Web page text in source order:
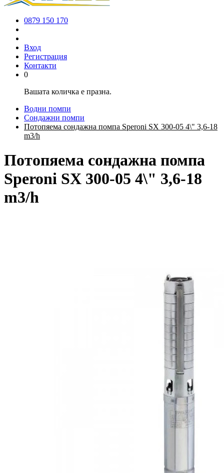
0879 150 170
Вход
Регистрация
Контакти
0
Вашата количка е празна.
Водни помпи
Сондажни помпи
Потопяема сондажна помпа Speroni SX 300-05 4\" 3,6-18
m3/h
Потопяема сондажна помпа
Speroni SX 300-05 4\" 3,6-18
m3/h